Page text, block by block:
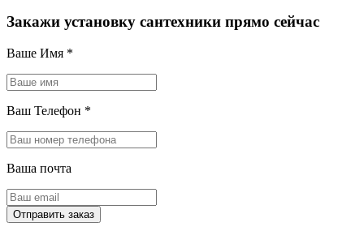
Закажи установку сантехники прямо сейчас
Ваше Имя *
Ваш Телефон *
Ваша почта